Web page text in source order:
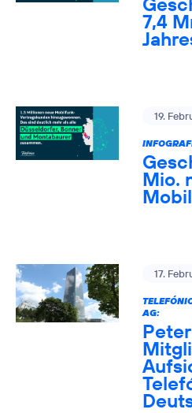
7,4
19.
Mio.
17.
AG: